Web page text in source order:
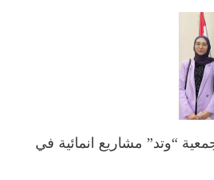
“وتد” مشاريع انمائية في